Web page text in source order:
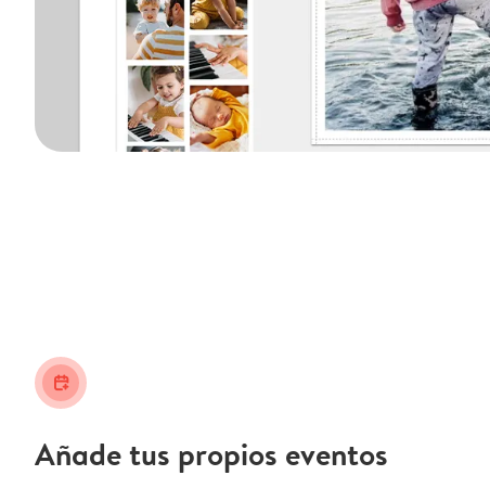
calendar_plus
Añade tus propios eventos